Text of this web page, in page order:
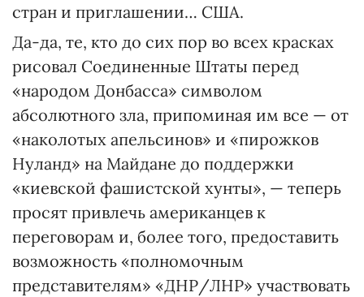
стран и приглашении… США.
Да-да, те, кто до сих пор во всех красках
рисовал Соединенные Штаты перед
«народом Донбасса» символом
абсолютного зла, припоминая им все — от
«наколотых апельсинов» и «пирожков
Нуланд» на Майдане до поддержки
«киевской фашистской хунты», — теперь
просят привлечь американцев к
переговорам и, более того, предоставить
возможность «полномочным
представителям» «ДНР/ЛНР» участвовать